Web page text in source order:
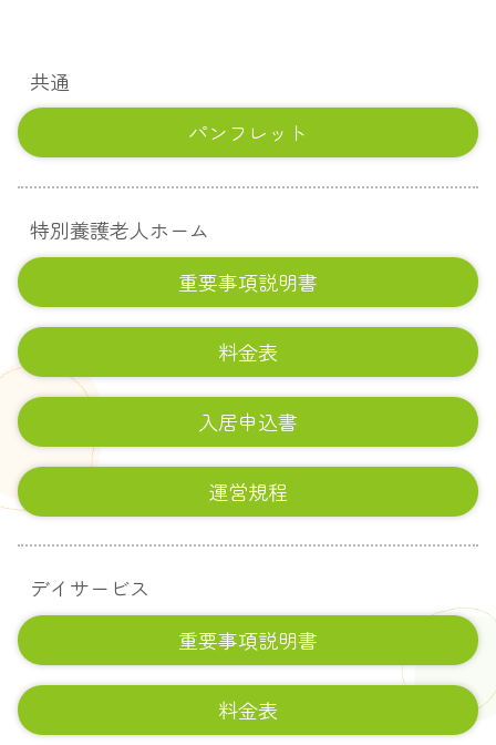
共通
パンフレット
特別養護老人ホーム
重要事項説明書
料金表
入居申込書
運営規程
デイサービス
重要事項説明書
料金表